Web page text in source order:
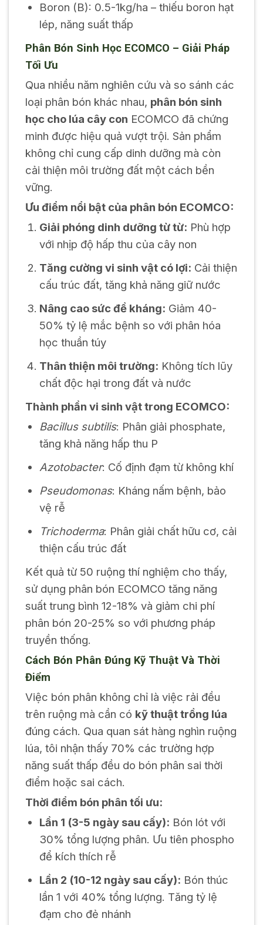
Boron (B): 0.5-1kg/ha – thiếu boron hạt
lép, năng suất thấp
Phân Bón Sinh Học ECOMCO – Giải Pháp
Tối Ưu
Qua nhiều năm nghiên cứu và so sánh các
loại phân bón khác nhau, phân bón sinh
học cho lúa cây con ECOMCO đã chứng
minh được hiệu quả vượt trội. Sản phẩm
không chỉ cung cấp dinh dưỡng mà còn
cải thiện môi trường đất một cách bền
vững.
Ưu điểm nổi bật của phân bón ECOMCO:
Giải phóng dinh dưỡng từ từ: Phù hợp
với nhịp độ hấp thu của cây non
Tăng cường vi sinh vật có lợi: Cải thiện
cấu trúc đất, tăng khả năng giữ nước
Nâng cao sức đề kháng: Giảm 40-
50% tỷ lệ mắc bệnh so với phân hóa
học thuần túy
Thân thiện môi trường: Không tích lũy
chất độc hại trong đất và nước
Thành phần vi sinh vật trong ECOMCO:
Bacillus subtilis: Phân giải phosphate,
tăng khả năng hấp thu P
Azotobacter: Cố định đạm từ không khí
Pseudomonas: Kháng nấm bệnh, bảo
vệ rễ
Trichoderma: Phân giải chất hữu cơ, cải
thiện cấu trúc đất
Kết quả từ 50 ruộng thí nghiệm cho thấy,
sử dụng phân bón ECOMCO tăng năng
suất trung bình 12-18% và giảm chi phí
phân bón 20-25% so với phương pháp
truyền thống.
Cách Bón Phân Đúng Kỹ Thuật Và Thời
Điểm
Việc bón phân không chỉ là việc rải đều
trên ruộng mà cần có kỹ thuật trồng lúa
đúng cách. Qua quan sát hàng nghìn ruộng
lúa, tôi nhận thấy 70% các trường hợp
năng suất thấp đều do bón phân sai thời
điểm hoặc sai cách.
Thời điểm bón phân tối ưu:
Lần 1 (3-5 ngày sau cấy): Bón lót với
30% tổng lượng phân. Ưu tiên phospho
để kích thích rễ
Lần 2 (10-12 ngày sau cấy): Bón thúc
lần 1 với 40% tổng lượng. Tăng tỷ lệ
đạm cho đẻ nhánh